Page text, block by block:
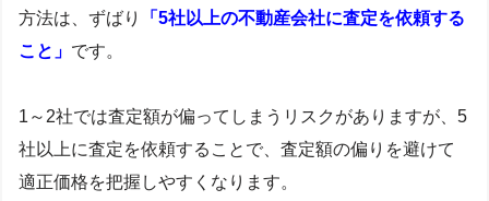
方法は、ずばり
「5社以上の不動産会社に査定を依頼する
こと」 です。
1～2社では査定額が偏ってしまうリスクがありますが、5
社以上に査定を依頼することで、査定額の偏りを避けて
適正価格を把握しやすくなります。